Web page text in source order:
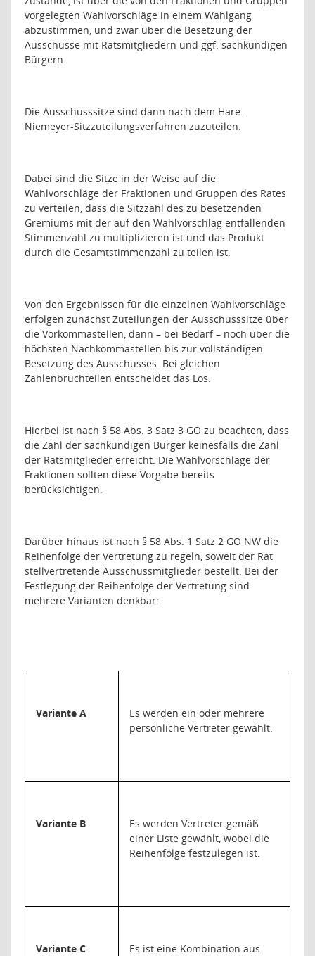
vorgelegten Wahlvorschläge in einem Wahlgang
abzustimmen, und zwar über die Besetzung der
Ausschüsse mit Ratsmitgliedern und ggf. sachkundigen
Bürgern.
Die Ausschusssitze sind dann nach dem Hare-
Niemeyer-Sitzzuteilungsverfahren zuzuteilen.
Dabei sind die Sitze in der Weise auf die
Wahlvorschläge der Fraktionen und Gruppen des Rates
zu verteilen, dass die Sitzzahl des zu besetzenden
Gremiums mit der auf den Wahlvorschlag entfallenden
Stimmenzahl zu multiplizieren ist und das Produkt
durch die Gesamtstimmenzahl zu teilen ist.
Von den Ergebnissen für die einzelnen Wahlvorschläge
erfolgen zunächst Zuteilungen der Ausschusssitze über
die Vorkommastellen, dann – bei Bedarf – noch über die
höchsten Nachkommastellen bis zur vollständigen
Besetzung des Ausschusses. Bei gleichen
Zahlenbruchteilen entscheidet das Los.
Hierbei ist nach § 58 Abs. 3 Satz 3 GO zu beachten, dass
die Zahl der sachkundigen Bürger keinesfalls die Zahl
der Ratsmitglieder erreicht. Die Wahlvorschläge der
Fraktionen sollten diese Vorgabe bereits
berücksichtigen.
Darüber hinaus ist nach § 58 Abs. 1 Satz 2 GO NW die
Reihenfolge der Vertretung zu regeln, soweit der Rat
stellvertretende Ausschussmitglieder bestellt. Bei der
Festlegung der Reihenfolge der Vertretung sind
mehrere Varianten denkbar:
Variante A
Es werden ein oder mehrere
persönliche Vertreter gewählt.
Variante B
Es werden Vertreter gemäß
einer Liste gewählt, wobei die
Reihenfolge festzulegen ist.
Variante C
Es ist eine Kombination aus